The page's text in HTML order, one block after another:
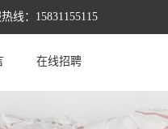
线： 15831155115
在线招聘